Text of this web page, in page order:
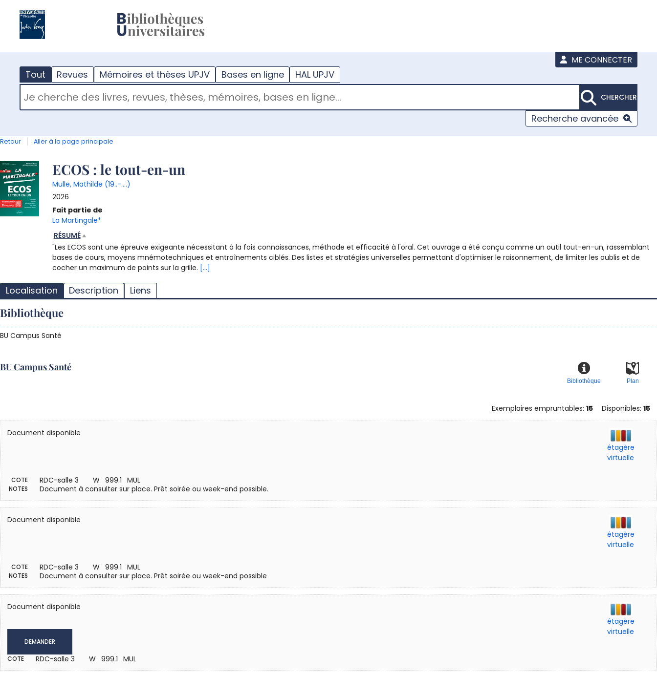
ME CONNECTER
Tout Revues Mémoires et thèses UPJV Bases en ligne HAL UPJV
RECHERCHER DANS "TOUT"
CHERCHER
Recherche avancée
Retour Aller à la page principale
Détail
document
ECOS : le tout-en-un
Mulle, Mathilde (19..-....)
2026
Fait partie de
La Martingale*
RÉSUMÉ
"Les ECOS sont une épreuve exigeante nécessitant à la fois connaissances, méthode et efficacité à l'oral. Cet ouvrage a été conçu comme un outil tout-en-un, rassemblant
bases de cours, moyens mnémotechniques et entraînements ciblés. Des listes et stratégies universelles permettant d'optimiser le raisonnement, de limiter les oublis et de
cocher un maximum de points sur la grille. [...]
Localisation Description Liens
Bibliothèque
BU Campus Santé
BU Campus Santé
Plan
Bibliothèque
Exemplaires empruntables: 15 Disponibles: 15
Document disponible
COTE RDC-salle 3 W 999.1 MUL
NOTES Document à consulter sur place. Prêt soirée ou week-end possible.
étagère
virtuelle
Document disponible
COTE RDC-salle 3 W 999.1 MUL
NOTES Document à consulter sur place. Prêt soirée ou week-end possible
étagère
virtuelle
Document disponible
DEMANDER
COTE RDC-salle 3 W 999.1 MUL
étagère
virtuelle